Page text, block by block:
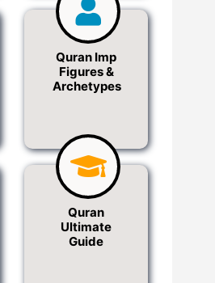
Quran Imp
Figures &
Archetypes
Quran
Ultimate
Guide